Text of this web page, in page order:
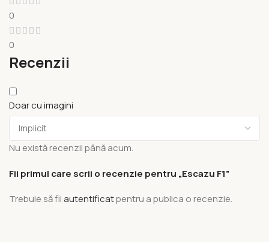
0
0
Recenzii
Doar cu imagini
Nu există recenzii până acum.
Fii primul care scrii o recenzie pentru „Escazu F1”
Trebuie să fiiautentificatpentru a publica o recenzie.